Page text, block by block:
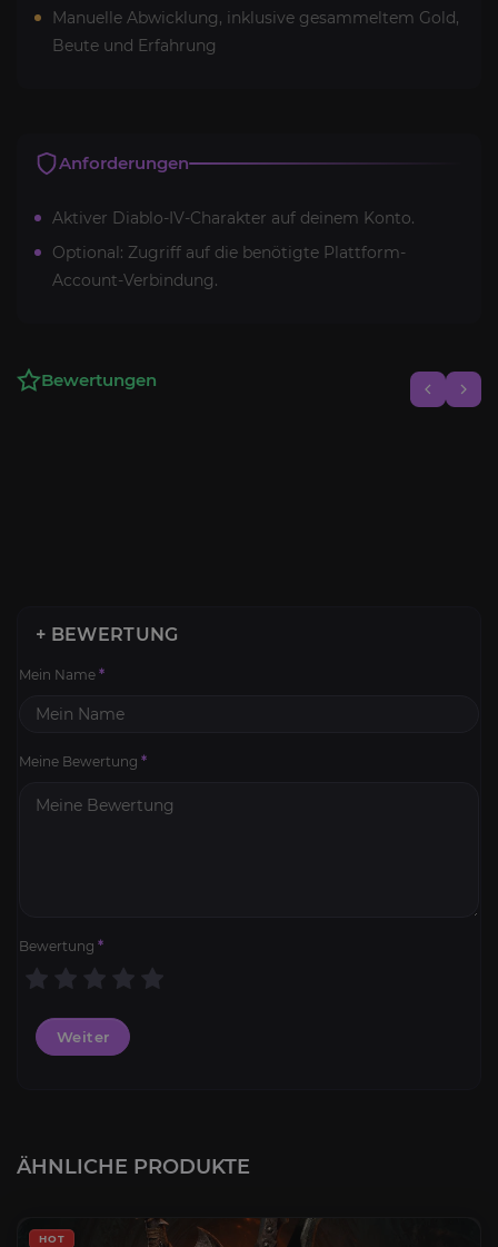
Manuelle Abwicklung, inklusive gesammeltem Gold,
Beute und Erfahrung
Anforderungen
Aktiver Diablo-IV-Charakter auf deinem Konto.
Optional: Zugriff auf die benötigte Plattform-
Account-Verbindung.
Bewertungen
+ BEWERTUNG
Mein Name *
Meine Bewertung *
Bewertung *
Weiter
ÄHNLICHE PRODUKTE
HOT